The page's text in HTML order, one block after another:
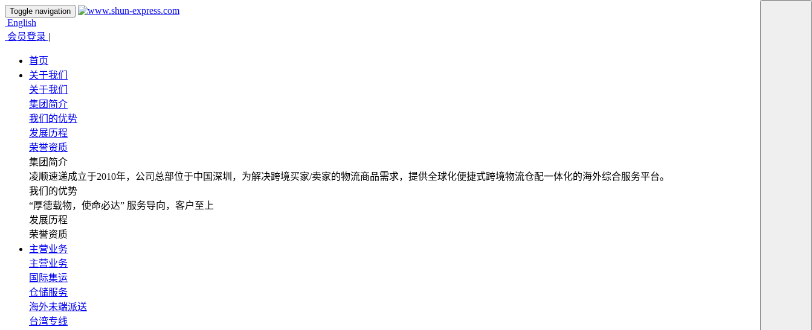
Toggle navigation
English
会员登录 |
首页
关于我们
关于我们
集团简介
我们的优势
发展历程
荣誉资质
集团简介
凌顺速递成立于2010年，公司总部位于中国深圳，为解决跨境买家/卖家的物流商品需求，提供全球化便捷式跨境物流仓配一体化的海外综合服务平台。
我们的优势
“厚德载物，使命必达” 服务导向，客户至上
发展历程
荣誉资质
主营业务
主营业务
国际集运
仓储服务
海外未端派送
台湾专线